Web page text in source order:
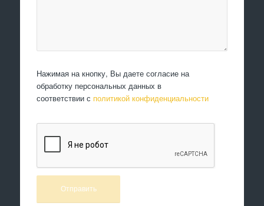
Нажимая на кнопку, Вы даете согласие на
обработку персональных данных в
соответствии с политикой конфиденциальности